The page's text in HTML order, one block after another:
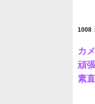
1008 :
カ
頑
素